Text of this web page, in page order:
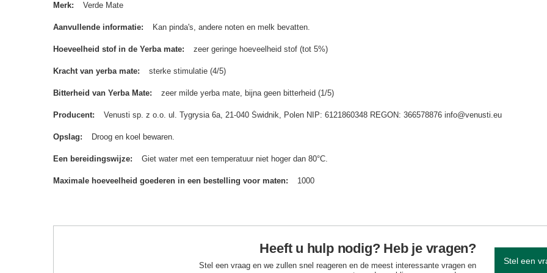
Merk Verde Mate
Aanvullende informatie Kan pinda's, andere noten en melk bevatten.
Hoeveelheid stof in de Yerba mate zeer geringe hoeveelheid stof (tot 5%)
Kracht van yerba mate sterke stimulatie (4/5)
Bitterheid van Yerba Mate zeer milde yerba mate, bijna geen bitterheid (1/5)
Producent Venusti sp. z o.o. ul. Tygrysia 6a, 21-040 Świdnik, Polen NIP: 6121860348 REGON: 366578876 info@venusti.eu
Opslag Droog en koel bewaren.
Een bereidingswijze Giet water met een temperatuur niet hoger dan 80°C.
Maximale hoeveelheid goederen in een bestelling voor maten 1000
Heeft u hulp nodig? Heb je vragen?
Stel een vraag en we zullen snel reageren en de meest interessante vragen en
Stel een